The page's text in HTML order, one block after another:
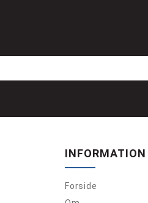
INFORMATION
Forside